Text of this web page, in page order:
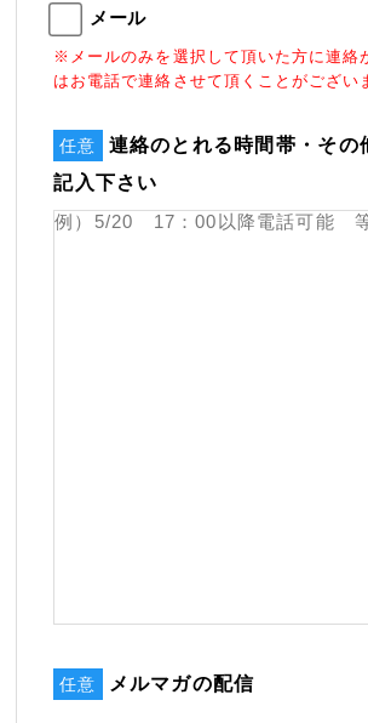
メール
※メールのみを選択して頂いた方に連絡
はお電話で連絡させて頂くことがござい
任意
連絡のとれる時間帯・その
記入下さい
任意 メルマガの配信